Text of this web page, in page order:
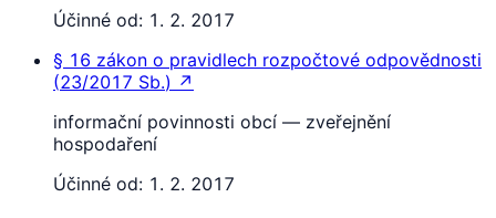
Účinné od: 1. 2. 2017
§ 16 zákon o pravidlech rozpočtové odpovědnosti
(23/2017 Sb.) ↗
informační povinnosti obcí — zveřejnění
hospodaření
Účinné od: 1. 2. 2017